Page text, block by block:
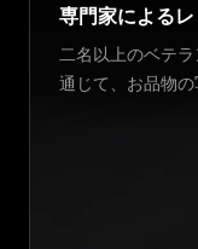
専門家による
二名以上のベテ
通じて、お品物の